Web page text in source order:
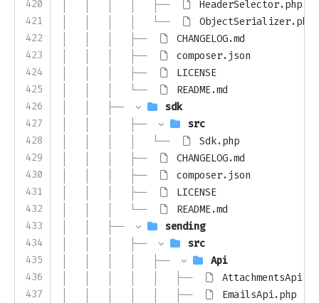
420
421
422
423
424
425
426
427
428
429
430
431
432
433
434
435
436
437
│   │   │   │   ├──
HeaderSelector.php
│   │   │   │   └──
ObjectSerializer.php
│   │   │   ├──
CHANGELOG.md
│   │   │   ├──
composer.json
│   │   │   ├──
LICENSE
│   │   │   └──
README.md
│   │   ├──
sdk
│   │   │   ├──
src
│   │   │   │   └──
Sdk.php
│   │   │   ├──
CHANGELOG.md
│   │   │   ├──
composer.json
│   │   │   ├──
LICENSE
│   │   │   └──
README.md
│   │   ├──
sending
│   │   │   ├──
src
│   │   │   │   ├──
Api
│   │   │   │   │   ├──
│   │   │   │   │   ├──
EmailsApi.php